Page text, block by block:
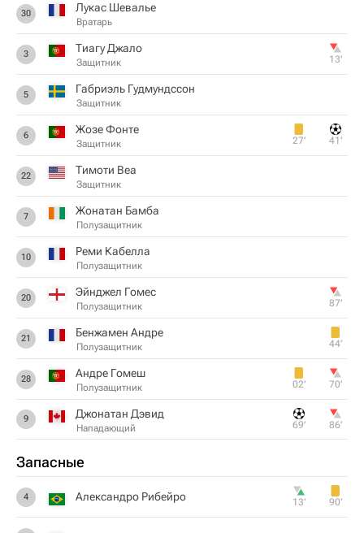
30 Лукас Шевалье
Вратарь
3 Тиагу Джало
Защитник 13‎’‎
5 Габриэль Гудмундссон
Защитник
6 Жозе Фонте
Защитник 27‎’‎ 41‎’‎
22 Тимоти Веа
Защитник
7 Жонатан Бамба
Полузащитник
10 Реми Кабелла
Полузащитник
20 Эйнджел Гомес
Полузащитник 87‎’‎
21 Бенжамен Андре
Полузащитник 44‎’‎
28 Андре Гомеш
Полузащитник 02‎’‎ 70‎’‎
9 Джонатан Дэвид
Нападающий 69‎’‎ 86‎’‎
Запасные
4 Александро Рибейро 13‎’‎ 90‎’‎